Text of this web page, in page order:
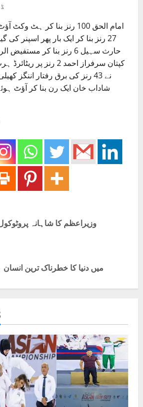
امام الحق 100 رنز بنا کر
27 رنز بنا کر ایک بار پھر اسپنر کی
حارث سہیل 6 رنز بنا کر
کپتان سرفراز احمد 2 رنز
وزیراعظم کا شاہانہ
میں دنیا کا خطرناک ترین